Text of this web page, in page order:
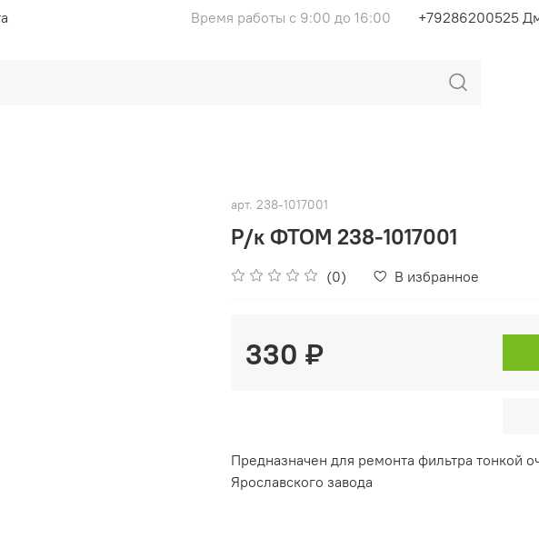
Время работы с 9:00 до 16:00 +79286200525
арт. 238-1017001
Р/к ФТОМ 238-1017001
(0) В избранное
330 ₽
Предназначен для ремонта фильтра тонкой
Ярославского завода